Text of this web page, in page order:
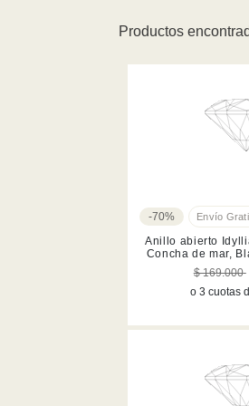
Productos
-70%
Anillo abierto
Concha de mar,
$ 169.000
o 3 cuotas